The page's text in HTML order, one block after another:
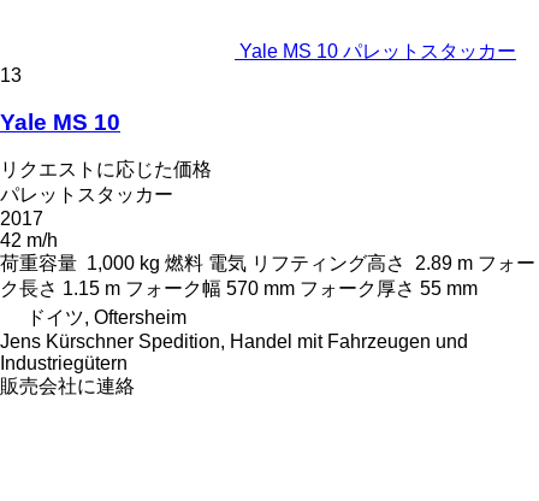
Yale MS 10 パレットスタッカー
13
Yale MS 10
リクエストに応じた価格
パレットスタッカー
2017
42 m/h
荷重容量 1,000 kg 燃料 電気 リフティング高さ 2.89 m フォー
ク長さ 1.15 m フォーク幅 570 mm フォーク厚さ 55 mm
ドイツ, Oftersheim
Jens Kürschner Spedition, Handel mit Fahrzeugen und
Industriegütern
販売会社に連絡